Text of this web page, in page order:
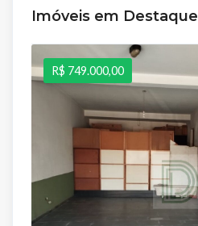
Imóveis em Destaque
R$ 749.000,00